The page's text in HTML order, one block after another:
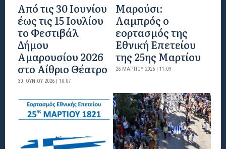
Από τις 30 Ιουνίου
έως τις 15 Ιουλίου
το Φεστιβάλ
Δήμου
Αμαρουσίου 2026
στο Αίθριο Θέατρο
30 ΙΟΥΝΊΟΥ 2026 | 10:07
Μαρούσι:
Λαμπρός ο
εορτασμός της
Εθνική Επετείου
της 25ης Μαρτίου
26 ΜΑΡΤΊΟΥ 2026 | 11:09